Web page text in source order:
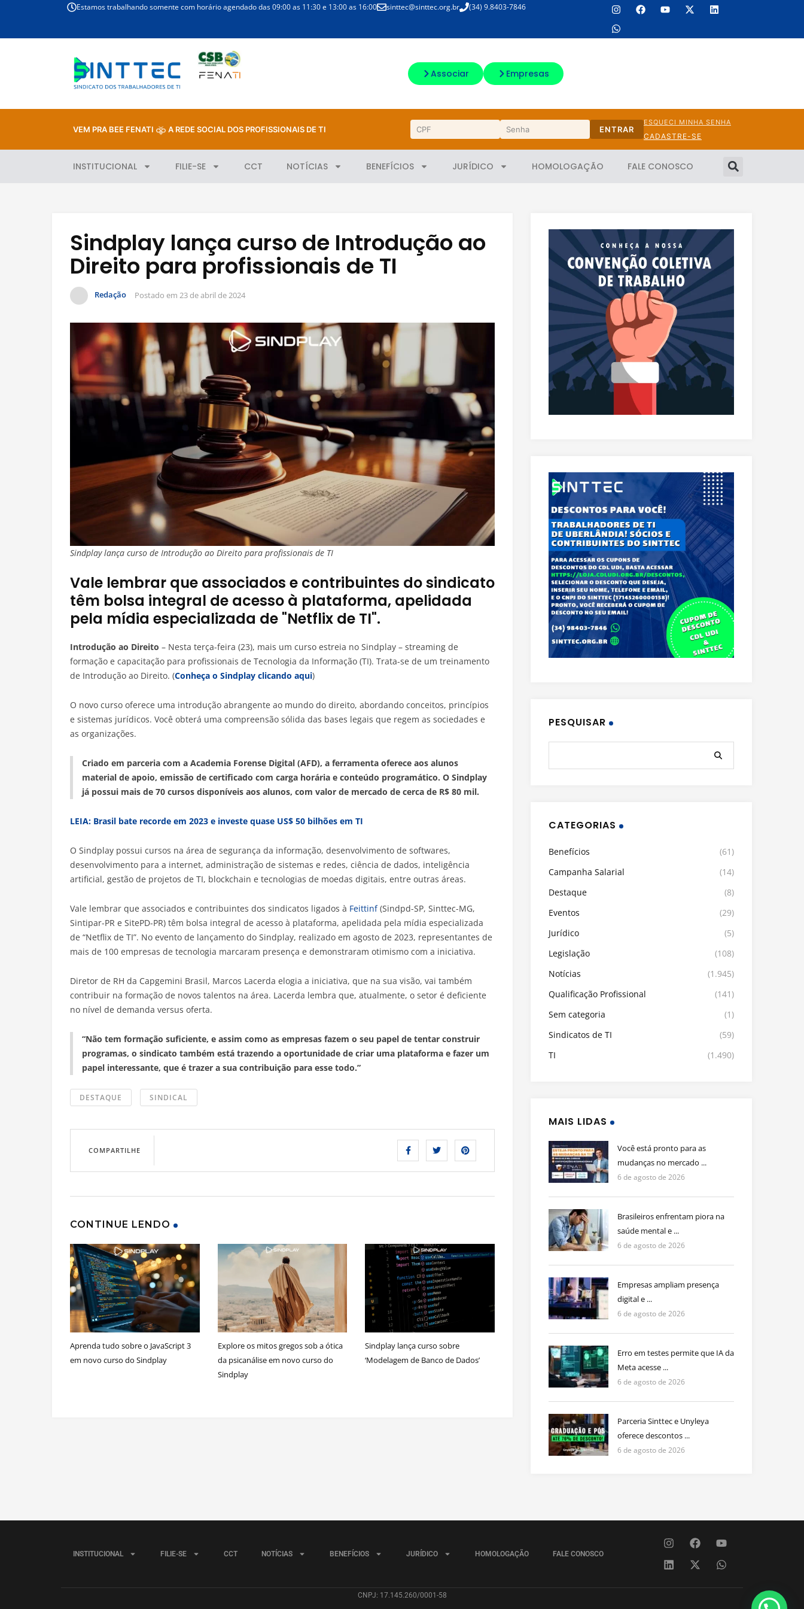
Estamos trabalhando somente com horário agendado das 09:00 as 11:30 e 13:00 as 16:00 sinttec@sinttec.org.br (34) 9.8403-7846
Associar Empresas
VEM PRA BEE FENATI A REDE SOCIAL DOS PROFISSIONAIS DE TI ENTRAR
ESQUECI MINHA SENHA
CADASTRE-SE
INSTITUCIONAL FILIE-SE CCT NOTÍCIAS BENEFÍCIOS JURÍDICO HOMOLOGAÇÃO FALE CONOSCO
Sindplay lança curso de Introdução ao
Direito para profissionais de TI
Redação Postado em 23 de abril de 2024
Sindplay lança curso de Introdução ao Direito para profissionais de TI
Vale lembrar que associados e contribuintes do sindicato
têm bolsa integral de acesso à plataforma, apelidada
pela mídia especializada de "Netflix de TI".
Introdução ao Direito – Nesta terça-feira (23), mais um curso estreia no Sindplay – streaming de
formação e capacitação para profissionais de Tecnologia da Informação (TI). Trata-se de um treinamento
de Introdução ao Direito. (Conheça o Sindplay clicando aqui)
O novo curso oferece uma introdução abrangente ao mundo do direito, abordando conceitos, princípios
e sistemas jurídicos. Você obterá uma compreensão sólida das bases legais que regem as sociedades e
as organizações.
Criado em parceria com a Academia Forense Digital (AFD), a ferramenta oferece aos alunos
material de apoio, emissão de certificado com carga horária e conteúdo programático. O Sindplay
já possui mais de 70 cursos disponíveis aos alunos, com valor de mercado de cerca de R$ 80 mil.
LEIA: Brasil bate recorde em 2023 e investe quase US$ 50 bilhões em TI
O Sindplay possui cursos na área de segurança da informação, desenvolvimento de softwares,
desenvolvimento para a internet, administração de sistemas e redes, ciência de dados, inteligência
artificial, gestão de projetos de TI, blockchain e tecnologias de moedas digitais, entre outras áreas.
Vale lembrar que associados e contribuintes dos sindicatos ligados à Feittinf(Sindpd-SP, Sinttec-MG,
Sintipar-PR e SitePD-PR) têm bolsa integral de acesso à plataforma, apelidada pela mídia especializada
de “Netflix de TI”. No evento de lançamento do Sindplay, realizado em agosto de 2023, representantes de
mais de 100 empresas de tecnologia marcaram presença e demonstraram otimismo com a iniciativa.
Diretor de RH da Capgemini Brasil, Marcos Lacerda elogia a iniciativa, que na sua visão, vai também
contribuir na formação de novos talentos na área. Lacerda lembra que, atualmente, o setor é deficiente
no nível de demanda versus oferta.
“Não tem formação suficiente, e assim como as empresas fazem o seu papel de tentar construir
programas, o sindicato também está trazendo a oportunidade de criar uma plataforma e fazer um
papel interessante, que é trazer a sua contribuição para esse todo.”
DESTAQUE SINDICAL
COMPARTILHE
CONTINUE LENDO
Aprenda tudo sobre o JavaScript 3
em novo curso do Sindplay
Explore os mitos gregos sob a ótica
da psicanálise em novo curso do
Sindplay
Sindplay lança curso sobre
‘Modelagem de Banco de Dados’
PESQUISAR
CATEGORIAS
Benefícios
(61)
Campanha Salarial
(14)
Destaque
(8)
Eventos
(29)
Jurídico
(5)
Legislação
(108)
Notícias
(1.945)
Qualificação Profissional
(141)
Sem categoria
(1)
Sindicatos de TI
(59)
TI
(1.490)
MAIS LIDAS
Você está pronto para as
mudanças no mercado ...
6 de agosto de 2026
Brasileiros enfrentam piora na
saúde mental e ...
6 de agosto de 2026
Empresas ampliam presença
digital e ...
6 de agosto de 2026
Erro em testes permite que IA da
Meta acesse ...
6 de agosto de 2026
Parceria Sinttec e Unyleya
oferece descontos ...
6 de agosto de 2026
INSTITUCIONAL FILIE-SE CCT NOTÍCIAS BENEFÍCIOS JURÍDICO HOMOLOGAÇÃO FALE CONOSCO
CNPJ: 17.145.260/0001-58